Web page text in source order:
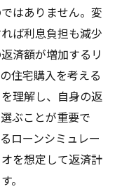
ーン選びのポイ
ローン選択
済プランの探り
慮した資金計画
据えたローン選
はありません。変
ば利息負担も減少
済額が増加するリ
住宅購入を考える
理解し、自身の返
ぶことが重要で
ローンシミュレー
を想定して返済計
。